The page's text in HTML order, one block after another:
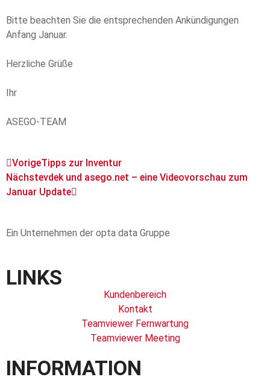
Bitte beachten Sie die entsprechenden Ankündigungen
Anfang Januar.
Herzliche Grüße
Ihr
ASEGO-TEAM
VorigeTipps zur Inventur
Nächstevdek und asego.net – eine Videovorschau zum
Januar Update
Ein Unternehmen der opta data Gruppe
LINKS
Kundenbereich
Kontakt
Teamviewer Fernwartung
Teamviewer Meeting
INFORMATION